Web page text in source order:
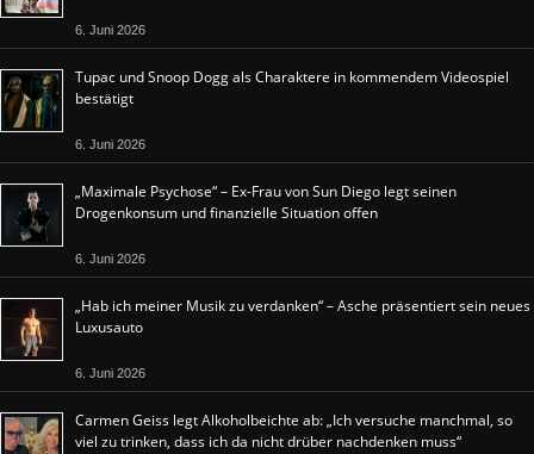
6. Juni 2026
Tupac und Snoop Dogg als Charaktere in kommendem Videospiel
bestätigt
6. Juni 2026
„Maximale Psychose“ – Ex-Frau von Sun Diego legt seinen
Drogenkonsum und finanzielle Situation offen
6. Juni 2026
„Hab ich meiner Musik zu verdanken“ – Asche präsentiert sein neues
Luxusauto
6. Juni 2026
Carmen Geiss legt Alkoholbeichte ab: „Ich versuche manchmal, so
viel zu trinken, dass ich da nicht drüber nachdenken muss“